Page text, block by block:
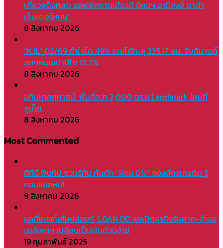
เดี่ยวสต็อกลด ออฟฟิศชานเมืองดี นิคมฯ อานิสงส์ ดาต้า
เซ็นเตอร์หนุน”
8 สิงหาคม 2026
“KJL” Q2/69 กำไรโต 49% รายได้ทะลุ 335.17 ลบ. รับดีมานด์
อุตฯหนุนเป้าปีโต 12.7%
8 สิงหาคม 2026
อภิมหาคฤหาสน์ พื้นที่กว่า 2,000 ตร.ม.Landmark ใหม่ที่
ภูเก็ต
8 สิงหาคม 2026
Most Commented
ทีทีบี ฟินทิป ชวนรู้ทัน กับดัก “ผ่อน 0%” ของบัตรเครดิต รู้
ก่อนแบกหนี้!
9 สิงหาคม 2026
ยุคที่แบงก์เข้มปล่อยกู้ ‘LOAN DD’ลุยเปิดธุรกิจรับฝาก-จำนอ
งอสังหาฯ เปลี่ยนเป็นเงินด่วนง่าย
19 กุมภาพันธ์ 2025